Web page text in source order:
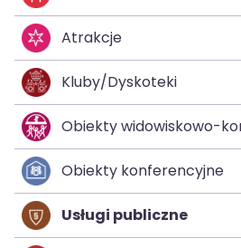
Atrakcje
Kluby/Dyskoteki
Obiekty widowiskowo-
Obiekty konferencyjne
Usługi publiczne